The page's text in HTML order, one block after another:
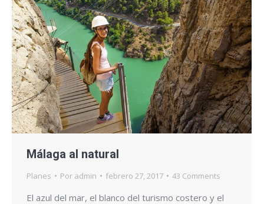
Málaga al natural
Planes Por admin febrero 27, 2017 43 Comments
El azul del mar, el blanco del turismo costero y el